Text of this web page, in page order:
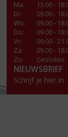
Ma:
13:00 -
Di:
09.00 -
Wo:
09.00 -
Do:
09.00 -
Vr:
09.00 -
Za:
09.00 -
Zo:
Gesloten
NIEUWSBRIEF
Schrijf je hier in